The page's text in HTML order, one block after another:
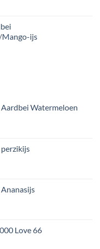
ijs
Watermeloen
Love 66